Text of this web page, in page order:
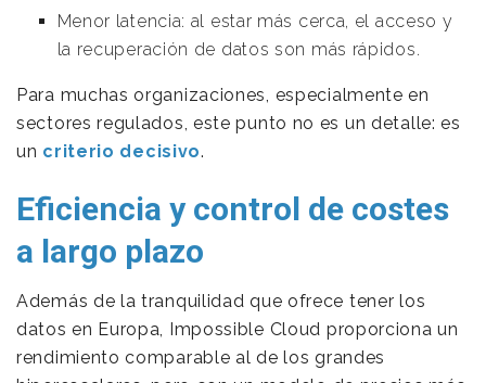
Menor latencia: al estar más cerca, el acceso y
la recuperación de datos son más rápidos.
Para muchas organizaciones, especialmente en
sectores regulados, este punto no es un detalle: es
un criterio decisivo.
Eficiencia y control de costes
a largo plazo
Además de la tranquilidad que ofrece tener los
datos en Europa, Impossible Cloud proporciona un
rendimiento comparable al de los grandes